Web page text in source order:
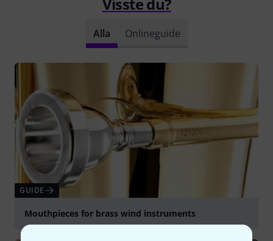
Alla Onlineguide
GUIDE
Mouthpieces for brass wind instruments